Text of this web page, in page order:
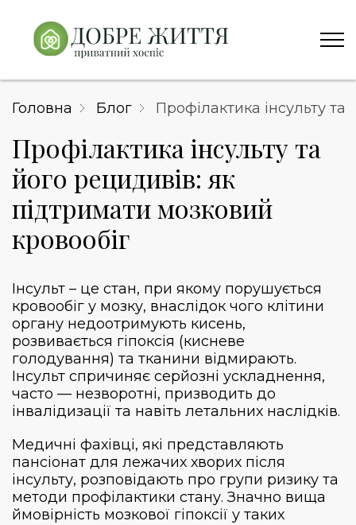
Головна Блог Профілактика інсульту
Профілактика інсульту та
його рецидивів: як
підтримати мозковий
кровообіг
Інсульт – це стан, при якому порушується
кровообіг у мозку, внаслідок чого клітини
органу недоотримують кисень,
розвивається гіпоксія (кисневе
голодування) та тканини відмирають.
Інсульт спричиняє серйозні ускладнення,
часто — незворотні, призводить до
інвалідизації та навіть летальних наслідків.
Медичні фахівці, які представляють
пансіонат для лежачих хворих після
інсульту, розповідають про групи ризику та
методи профілактики стану. Значно вища
ймовірність мозкової гіпоксії у таких